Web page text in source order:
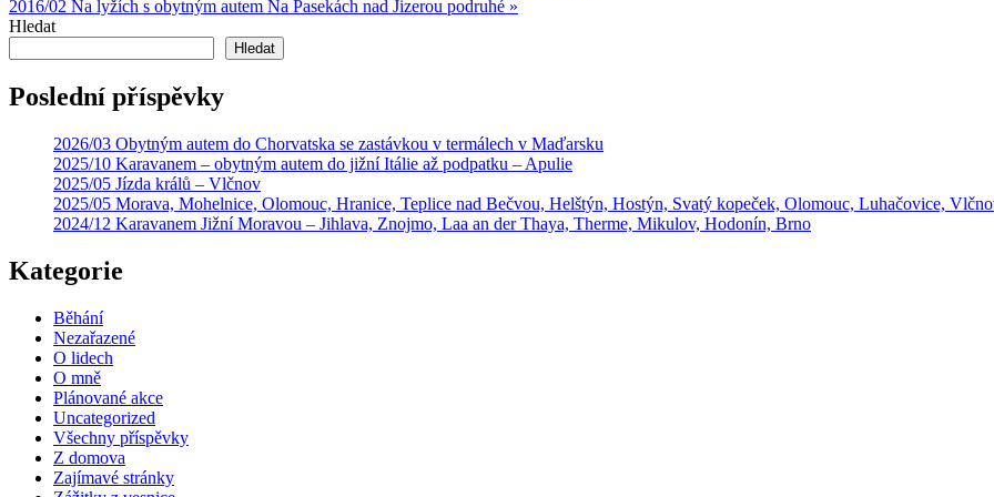
pro
2016/02 Na lyžích s obytným autem Na Pasekách nad Jizerou podruhé »
Hledat
Hledat
Poslední příspěvky
2026/03 Obytným autem do Chorvatska se zastávkou v termálech v Maďarsku
2025/10 Karavanem – obytným autem do jižní Itálie až podpatku – Apulie
2025/05 Jízda králů – Vlčnov
2025/05 Morava, Mohelnice, Olomouc, Hranice, Teplice nad Bečvou, Helštýn, Hostýn, Svatý kopeček, Olomouc, Luhačovice,
2024/12 Karavanem Jižní Moravou – Jihlava, Znojmo, Laa an der Thaya, Therme, Mikulov, Hodonín, Brno
Kategorie
Běhání
Nezařazené
O lidech
O mně
Plánované akce
Uncategorized
Všechny příspěvky
Z domova
Zajímavé stránky